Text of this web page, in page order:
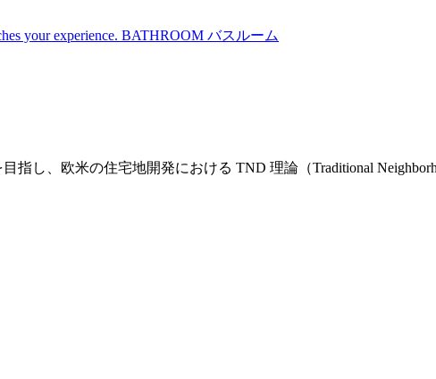
your experience. BATHROOM バスルーム
し、欧米の住宅地開発における TND 理論（Traditional